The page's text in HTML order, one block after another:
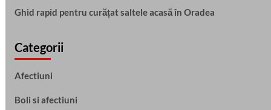
Ghid rapid pentru curățat saltele acasă în Oradea
Categorii
Afectiuni
Boli si afectiuni